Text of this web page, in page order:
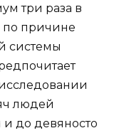
три раза в
причине
системы
исследовании
людей
и до девяносто